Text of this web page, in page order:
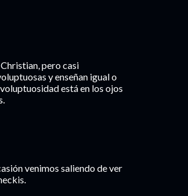
pero casi
y enseñan igual o
está en los ojos
venimos saliendo de ver